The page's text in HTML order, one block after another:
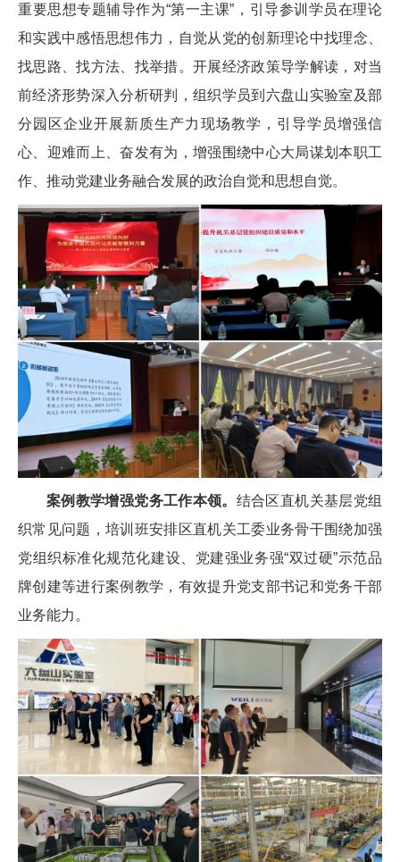
重要思想专题辅导作为“第一主课”，引导参训学员在理论
和实践中感悟思想伟力，自觉从党的创新理论中找理念、
找思路、找方法、找举措。开展经济政策导学解读，对当
前经济形势深入分析研判，组织学员到六盘山实验室及部
分园区企业开展新质生产力现场教学，引导学员增强信
心、迎难而上、奋发有为，增强围绕中心大局谋划本职工
作、推动党建业务融合发展的政治自觉和思想自觉。
案例教学增强党务工作本领。 结合区直机关基层党组
织常见问题，培训班安排区直机关工委业务骨干围绕加强
党组织标准化规范化建设、党建强业务强“双过硬”示范品
牌创建等进行案例教学，有效提升党支部书记和党务干部
业务能力。